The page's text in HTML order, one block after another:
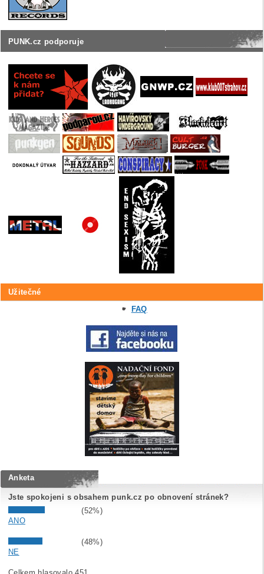
PUNK.cz podporuje
Užitečné
FAQ
Anketa
Jste spokojeni s obsahem punk.cz po obnovení stránek?
(52%)
ANO
(48%)
NE